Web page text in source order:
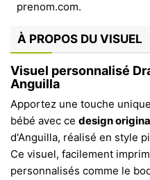
À PROPOS DU VISUEL
Visuel personnalisé
Anguilla
Apportez une touche
bébé avec ce design
d'Anguilla, réalisé en style
Ce visuel, facilement
personnalisés comme le